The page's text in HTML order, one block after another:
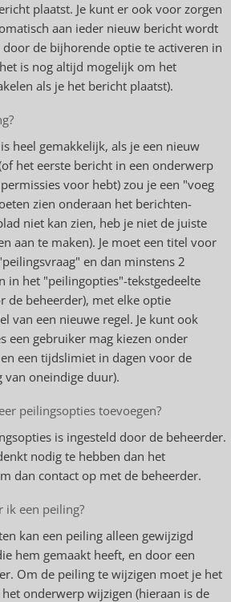
plaatst. Je kunt er ook voor zorgen
aan ieder nieuw bericht wordt
de bijhorende optie te activeren in
is nog altijd mogelijk om het
als je het bericht plaatst).
heel gemakkelijk, als je een nieuw
het eerste bericht in een onderwerp
voor hebt) zou je een "voeg
zien onderaan het berichten-
niet kan zien, heb je niet de juiste
aan te maken). Je moet een titel voor
en dan minstens 2
in het "peilingopties"-tekstgedeelte
de beheerder), met elke optie
van een nieuwe regel. Je kunt ook
een gebruiker mag kiezen onder
een tijdslimiet in dagen voor de
van oneindige duur).
peilingsopties toevoegen?
is ingesteld door de beheerder.
nodig te hebben dan het
dan contact op met de beheerder.
ik een peiling?
kan een peiling alleen gewijzigd
hem gemaakt heeft, en door een
Om de peiling te wijzigen moet je het
onderwerp wijzigen (hieraan is de